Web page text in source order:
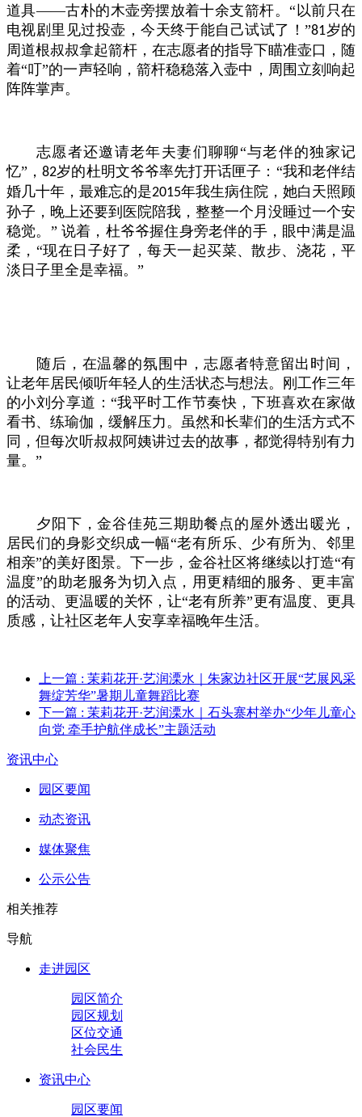
道具——古朴的木壶旁摆放着十余支箭杆。“以前只在
电视剧里见过投壶，今天终于能自己试试了！”81岁的
周道根叔叔拿起箭杆，在志愿者的指导下瞄准壶口，随
着“叮”的一声轻响，箭杆稳稳落入壶中，周围立刻响起
阵阵掌声。
志愿者还邀请老年夫妻们聊聊“与老伴的独家记
忆”，82岁的杜明文爷爷率先打开话匣子：“我和老伴结
婚几十年，最难忘的是2015年我生病住院，她白天照顾
孙子，晚上还要到医院陪我，整整一个月没睡过一个安
稳觉。” 说着，杜爷爷握住身旁老伴的手，眼中满是温
柔，“现在日子好了，每天一起买菜、散步、浇花，平
淡日子里全是幸福。”
随后，在温馨的氛围中，志愿者特意留出时间，
让老年居民倾听年轻人的生活状态与想法。刚工作三年
的小刘分享道：“我平时工作节奏快，下班喜欢在家做
看书、练瑜伽，缓解压力。虽然和长辈们的生活方式不
同，但每次听叔叔阿姨讲过去的故事，都觉得特别有力
量。”
夕阳下，金谷佳苑三期助餐点的屋外透出暖光，
居民们的身影交织成一幅“老有所乐、少有所为、邻里
相亲”的美好图景。下一步，金谷社区将继续以打造“有
温度”的助老服务为切入点，用更精细的服务、更丰富
的活动、更温暖的关怀，让“老有所养”更有温度、更具
质感，让社区老年人安享幸福晚年生活。
上一篇 : 茉莉花开·艺润溧水｜朱家边社区开展“艺展风采
舞绽芳华”暑期儿童舞蹈比赛
下一篇 : 茉莉花开·艺润溧水｜石头寨村举办“少年儿童心
向党 牵手护航伴成长”主题活动
资讯中心
园区要闻
动态资讯
媒体聚焦
公示公告
相关推荐
导航
走进园区
园区简介
园区规划
区位交通
社会民生
资讯中心
园区要闻